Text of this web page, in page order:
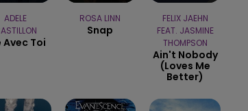
ADELE
Avec Toi
ROSA LINN
Snap
FELIX JAEHN
FEAT. JASMINE
THOMPSON
Ain't Nobody
(loves Me
Better)